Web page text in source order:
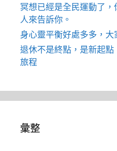
冥想已經是全民運動了
人來告訴你。
身心靈平衡好處多多，大
退休不是終點，是新起
旅程
彙整